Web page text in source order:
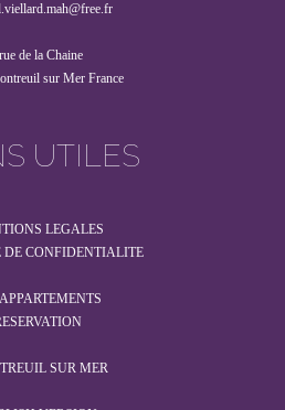
de la Chaine
sur Mer France
UTILES
LEGALES
DE CONFIDENTIALITE
SUR MER